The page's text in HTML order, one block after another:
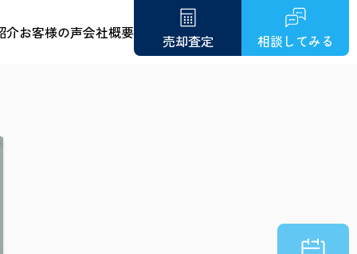
介お客様の声会社概要 売却査定 相談してみる